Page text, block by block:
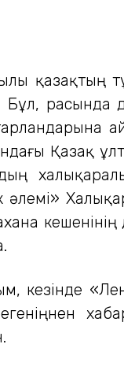
жылы
расында
Қазақ
әлемі»
кезінде